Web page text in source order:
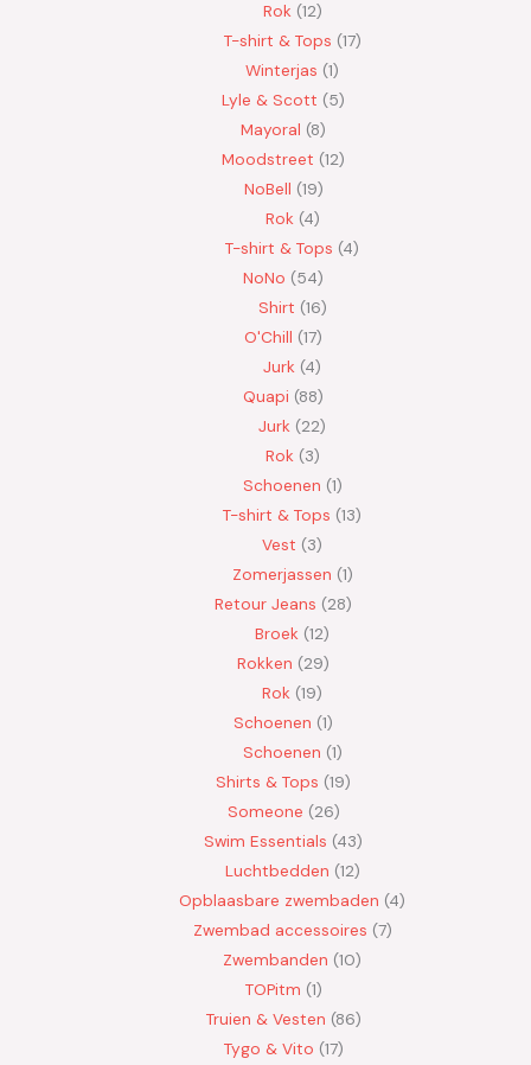
Rok 12
T-shirt & Tops 17
Winterjas 1
Lyle & Scott
5
Mayoral 8
Moodstreet 12
NoBell 19
Rok 4
T-shirt & Tops 4
NoNo
54
Shirt 16
O'Chill 17
Jurk 4
Quapi 88
Jurk 22
Rok 3
Schoenen 1
T-shirt & Tops 13
Vest
3
Zomerjassen 1
Retour Jeans
28
Broek 12
Rokken
29
Rok 19
Schoenen 1
Schoenen 1
Shirts & Tops 19
Someone 26
Swim Essentials 43
Luchtbedden 12
Opblaasbare zwembaden 4
Zwembad accessoires 7
Zwembanden 10
TOPitm 1
Truien & Vesten 86
Tygo & Vito 17